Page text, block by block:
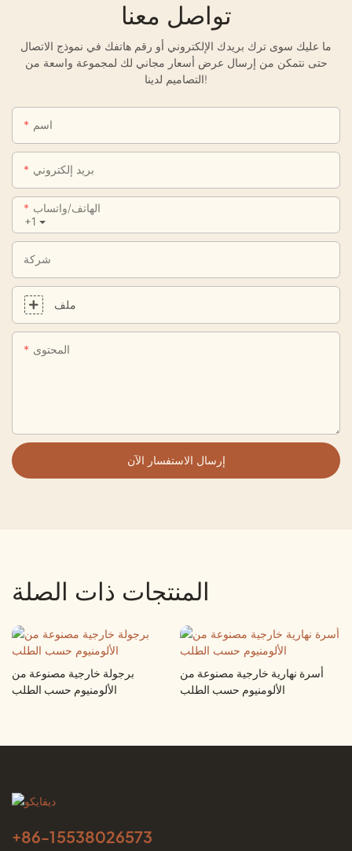
تواصل معنا
ما عليك سوى ترك بريدك الإلكتروني أو رقم هاتفك في نموذج الاتصال
حتى نتمكن من إرسال عرض أسعار مجاني لك لمجموعة واسعة من
التصاميم لدينا!
اسم
بريد إلكتروني
+1
الهاتف/واتساب
شركة
ملف
المحتوى
إرسال الاستفسار الآن
المنتجات ذات الصلة
برجولة خارجية مصنوعة من
الألومنيوم حسب الطلب
أسرة نهارية خارجية مصنوعة من
الألومنيوم حسب الطلب
+86-15538026573